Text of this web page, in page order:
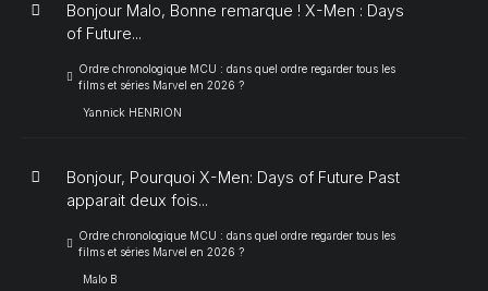
Bonjour Malo, Bonne remarque ! X-Men : Days
of Future...
Ordre chronologique MCU : dans quel ordre regarder tous les
films et séries Marvel en 2026 ?
Yannick HENRION
Bonjour, Pourquoi X-Men: Days of Future Past
apparait deux fois...
Ordre chronologique MCU : dans quel ordre regarder tous les
films et séries Marvel en 2026 ?
Malo B